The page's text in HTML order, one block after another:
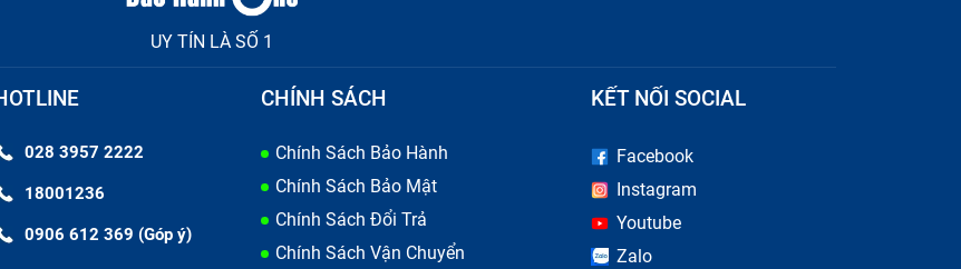
hình không hiển thị, đèn numlock và capslock chớp nháy
quạt tản nhiệt của máy kêu to bất thường, máy nhanh nóng
UY TÍN LÀ SỐ 1
028 3957 2222
18001236
0906 612 369 (Góp ý)
CHÍNH SÁCH
Chính Sách Bảo Hành
Chính Sách Bảo Mật
Chính Sách Đổi Trả
Chính Sách Vận Chuyển
KẾT NỐI SOCIAL
Facebook
Instagram
Youtube
Zalo